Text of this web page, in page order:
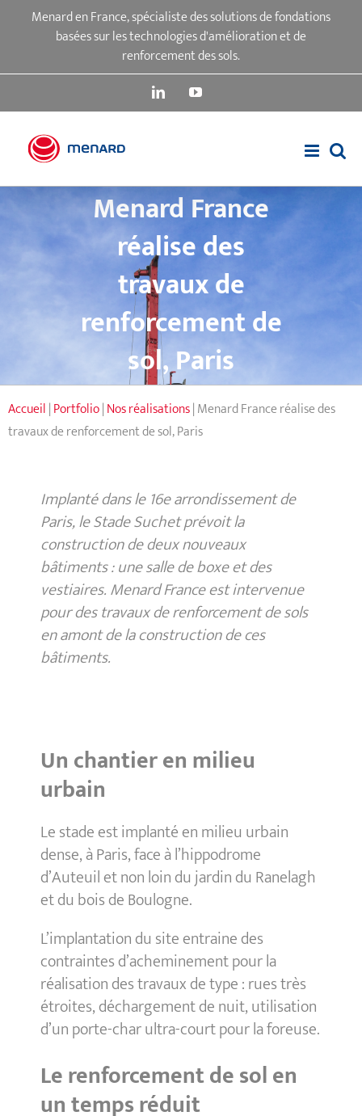
PasserMenard en France, spécialiste des solutions de fondations
basées sur les technologies d'amélioration et de
renforcement des sols.
LinkedInYouTube
Menard France
réalise des
travaux de
renforcement de
sol, Paris
Accueil|Portfolio|Nos réalisations|Menard France réalise des
travaux de renforcement de sol, Paris
Implanté dans le 16e arrondissement de
Paris, le Stade Suchet prévoit la
construction de deux nouveaux
bâtiments : une salle de boxe et des
vestiaires. Menard France est intervenue
pour des travaux de renforcement de sols
en amont de la construction de ces
bâtiments.
Un chantier en milieu
urbain
Le stade est implanté en milieu urbain
dense, à Paris, face à l’hippodrome
d’Auteuil et non loin du jardin du Ranelagh
et du bois de Boulogne.
L’implantation du site entraine des
contraintes d’acheminement pour la
réalisation des travaux de type : rues très
étroites, déchargement de nuit, utilisation
d’un porte-char ultra-court pour la foreuse.
Le renforcement de sol en
un temps réduit